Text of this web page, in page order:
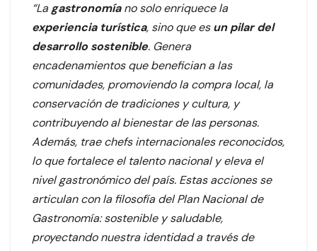
“La gastronomíano solo enriquece la
experiencia turística, sino que esun pilar del
desarrollo sostenible. Genera
encadenamientos que benefician a las
comunidades, promoviendo la compra local, la
conservación de tradiciones y cultura, y
contribuyendo al bienestar de las personas.
Además, trae chefs internacionales reconocidos,
lo que fortalece el talento nacional y eleva el
nivel gastronómico del país. Estas acciones se
articulan con la filosofía del Plan Nacional de
Gastronomía: sostenible y saludable,
proyectando nuestra identidad a través de